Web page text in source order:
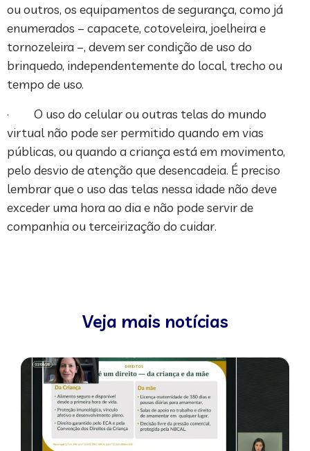
ou outros, os equipamentos de segurança, como já
enumerados – capacete, cotoveleira, joelheira e
tornozeleira –, devem ser condição de uso do
brinquedo, independentemente do local, trecho ou
tempo de uso.
· O uso do celular ou outras telas do mundo
virtual não pode ser permitido quando em vias
públicas, ou quando a criança está em movimento,
pelo desvio de atenção que desencadeia. É preciso
lembrar que o uso das telas nessa idade não deve
exceder uma hora ao dia e não pode servir de
companhia ou terceirização do cuidar.
Veja mais notícias